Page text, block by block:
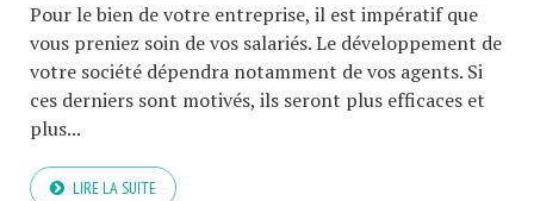
Pour le bien de votre entreprise, il est impératif que
vous preniez soin de vos salariés. Le développement de
votre société dépendra notamment de vos agents. Si
ces derniers sont motivés, ils seront plus efficaces et
plus...
LIRE LA SUITE